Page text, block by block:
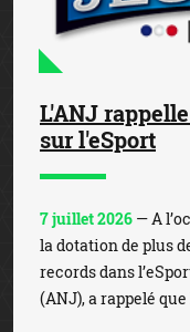
L'ANJ
sur l'eSport
7 juillet 2026 — A
la dotation de plus
records dans
(ANJ), a rappelé